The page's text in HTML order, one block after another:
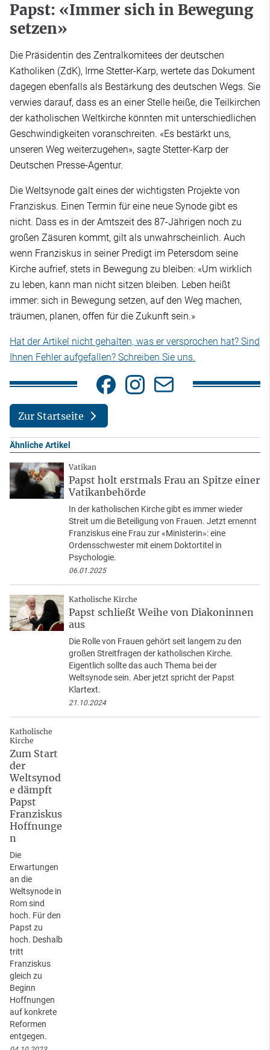
Papst: «Immer sich in Bewegung
setzen»
Die Präsidentin des Zentralkomitees der deutschen
Katholiken (ZdK), Irme Stetter-Karp, wertete das Dokument
dagegen ebenfalls als Bestärkung des deutschen Wegs. Sie
verwies darauf, dass es an einer Stelle heiße, die Teilkirchen
der katholischen Weltkirche könnten mit unterschiedlichen
Geschwindigkeiten voranschreiten. «Es bestärkt uns,
unseren Weg weiterzugehen», sagte Stetter-Karp der
Deutschen Presse-Agentur.
Die Weltsynode galt eines der wichtigsten Projekte von
Franziskus. Einen Termin für eine neue Synode gibt es
nicht. Dass es in der Amtszeit des 87-Jährigen noch zu
großen Zäsuren kommt, gilt als unwahrscheinlich. Auch
wenn Franziskus in seiner Predigt im Petersdom seine
Kirche aufrief, stets in Bewegung zu bleiben: «Um wirklich
zu leben, kann man nicht sitzen bleiben. Leben heißt
immer: sich in Bewegung setzen, auf den Weg machen,
träumen, planen, offen für die Zukunft sein.»
Hat der Artikel nicht gehalten, was er versprochen hat? Sind
Ihnen Fehler aufgefallen? Schreiben Sie uns.
Zur Startseite
Ähnliche Artikel
Vatikan
Papst holt erstmals Frau an Spitze einer
Vatikanbehörde
In der katholischen Kirche gibt es immer wieder
Streit um die Beteiligung von Frauen. Jetzt ernennt
Franziskus eine Frau zur «Ministerin»: eine
Ordensschwester mit einem Doktortitel in
Psychologie.
06.01.2025
Katholische Kirche
Papst schließt Weihe von Diakoninnen
aus
Die Rolle von Frauen gehört seit langem zu den
großen Streitfragen der katholischen Kirche.
Eigentlich sollte das auch Thema bei der
Weltsynode sein. Aber jetzt spricht der Papst
Klartext.
21.10.2024
Katholische
Kirche
Zum Start
der
Weltsynod
e dämpft
Papst
Franziskus
Hoffnunge
n
Die
Erwartungen
an die
Weltsynode in
Rom sind
hoch. Für den
Papst zu
hoch. Deshalb
tritt
Franziskus
gleich zu
Beginn
Hoffnungen
auf konkrete
Reformen
entgegen.